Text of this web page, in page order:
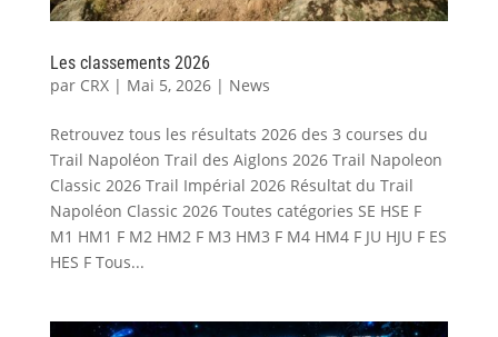
Les classements 2026
par CRX| Mai 5, 2026| News
Retrouvez tous les résultats 2026 des 3 courses du
Trail Napoléon Trail des Aiglons 2026 Trail Napoleon
Classic 2026 Trail Impérial 2026 Résultat du Trail
Napoléon Classic 2026 Toutes catégories SE HSE F
M1 HM1 F M2 HM2 F M3 HM3 F M4 HM4 F JU HJU F ES
HES F Tous...